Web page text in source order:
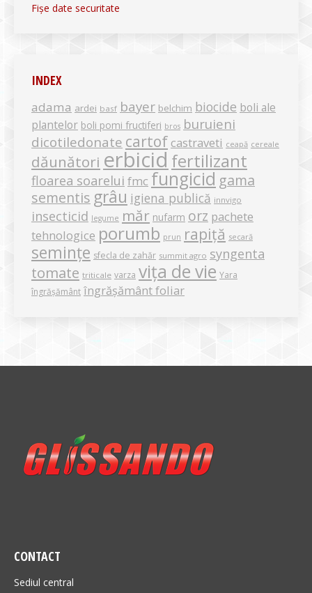
Fișe date securitate
INDEX
adama ardei basf bayer belchim biocide boli ale
plantelor boli pomi fructiferi bros buruieni
dicotiledonate cartof castraveti ceapă cereale
dăunători erbicidfertilizant
floarea soarelui fmc fungicid gama
sementis grâu igiena publică innvigo
insecticid legume măr nufarm orz pachete
tehnologice porumb prun rapiță secară
semințe sfecla de zahăr summit agro syngenta
tomate triticale varza vița de vie Yara
îngrășământ îngrășământ foliar
CONTACT
Sediul central